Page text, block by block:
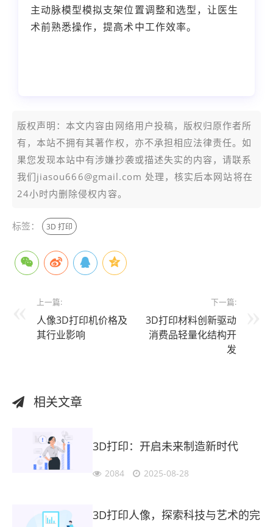
主动脉模型模拟支架位置调整和选型，让医生
术前熟悉操作，提高术中工作效率。
版权声明：本文内容由网络用户投稿，版权归原作者所
有，本站不拥有其著作权，亦不承担相应法律责任。如
果您发现本站中有涉嫌抄袭或描述失实的内容，请联系
我们jiasou666@gmail.com 处理，核实后本网站将在
24小时内删除侵权内容。
标签： 3D 打印
上一篇:
人像3D打印机价格及
其行业影响
下一篇:
3D打印材料创新驱动
消费品轻量化结构开
发
相关文章
3D打印：开启未来制造新时代
2084 2025-08-28
3D打印人像，探索科技与艺术的完